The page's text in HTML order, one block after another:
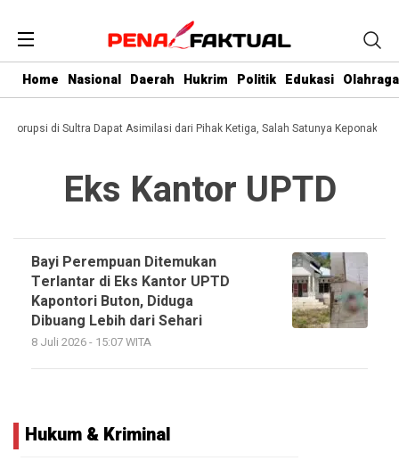
Home Nasional Daerah Hukrim Politik Edukasi Olahraga
Korupsi di Sultra Dapat Asimilasi dari Pihak Ketiga, Salah Satunya Keponakan
Eks Kantor UPTD
Bayi Perempuan Ditemukan
Terlantar di Eks Kantor UPTD
Kapontori Buton, Diduga
Dibuang Lebih dari Sehari
8 Juli 2026 - 15:07 WITA
Hukum & Kriminal